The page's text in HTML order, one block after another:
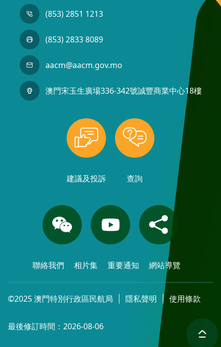
(853) 2851 1213
(853) 2833 8089
aacm@aacm.gov.mo
澳門宋玉生廣場336-342號誠豐商業中心18樓
建議及投訴 查詢
聯絡我們 相片集 重要通知 網站導覽
©2025 澳門特別行政區民航局 隱私聲明 使用條款
最後修訂時間：2026-08-06